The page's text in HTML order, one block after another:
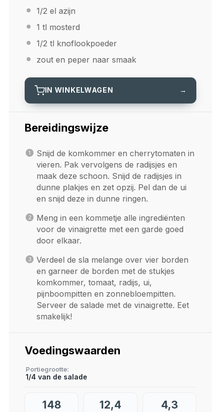
1/2 el azijn
1 tl mosterd
1/2 tl knoflookpoeder
zout en peper naar smaak
IN WINKELWAGEN →
Bereidingswijze
Snijd de komkommer en cherrytomaten in
vieren. Pak vervolgens de radijsjes en
maak deze schoon. Snijd de radijsjes in
dunne plakjes en zet opzij. Pel dan de ui
en snijd deze in dunne ringen.
Meng in een kommetje alle ingrediënten
voor de vinaigrette met een garde goed
door elkaar.
Verdeel de sla melange over vier borden
en garneer de borden met de stukjes
komkommer, tomaat, radijs, ui,
pijnboompitten en zonnebloempitten.
Serveer de salade met de vinaigrette. Eet
smakelijk!
Voedingswaarden
Portiegrootte
1/4 van de salade
148 12,4 4,3